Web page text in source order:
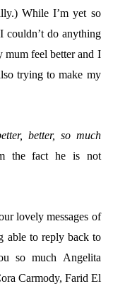
While I’m yet so
couldn’t do anything
mum feel better and I
trying to make my
better, so much
the fact he is not
lovely messages of
able to reply back to
so much Angelita
Carmody, Farid El